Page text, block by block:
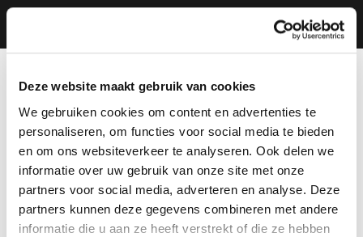
Deze website maakt gebruik van cookies
We gebruiken cookies om content en advertenties te
personaliseren, om functies voor social media te bieden
en om ons websiteverkeer te analyseren. Ook delen we
informatie over uw gebruik van onze site met onze
partners voor social media, adverteren en analyse. Deze
partners kunnen deze gegevens combineren met andere
informatie die u aan ze heeft verstrekt of die ze hebben